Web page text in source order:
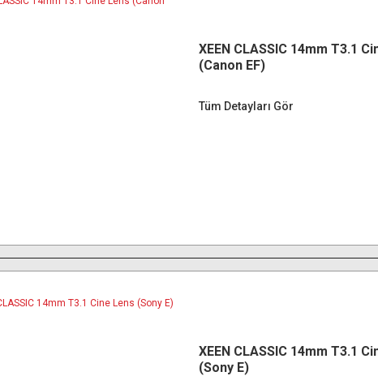
XEEN CLASSIC 14mm T3.1
(Canon EF)
Tüm Detayları Gör
XEEN CLASSIC 14mm T3.1
(Sony E)